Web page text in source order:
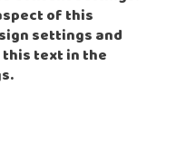
of this
settings and
this text in the